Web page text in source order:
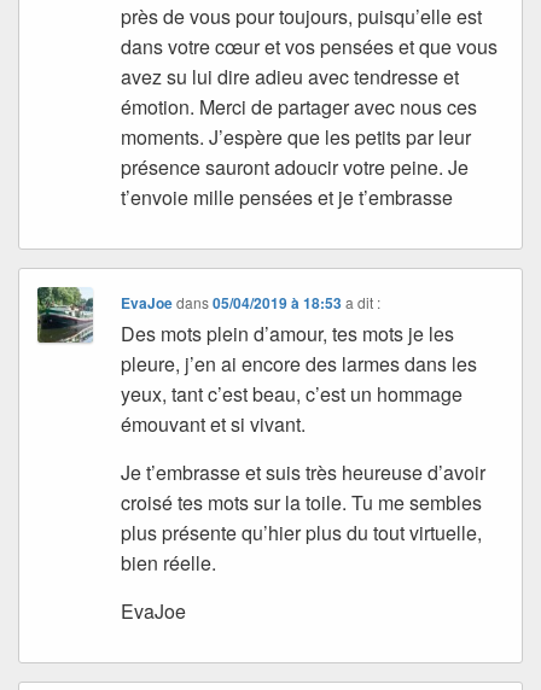
près de vous pour toujours, puisqu’elle est
dans votre cœur et vos pensées et que vous
avez su lui dire adieu avec tendresse et
émotion. Merci de partager avec nous ces
moments. J’espère que les petits par leur
présence sauront adoucir votre peine. Je
t’envoie mille pensées et je t’embrasse
EvaJoedans05/04/2019 à 18:53 a dit :
Des mots plein d’amour, tes mots je les
pleure, j’en ai encore des larmes dans les
yeux, tant c’est beau, c’est un hommage
émouvant et si vivant.
Je t’embrasse et suis très heureuse d’avoir
croisé tes mots sur la toile. Tu me sembles
plus présente qu’hier plus du tout virtuelle,
bien réelle.
EvaJoe